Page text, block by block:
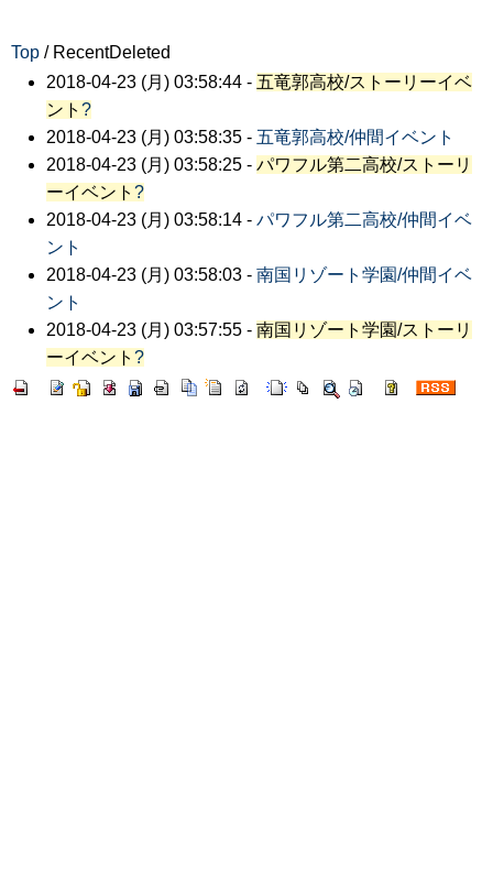
Top / RecentDeleted
2018-04-23 (月) 03:58:44 - 五竜郭高校/ストーリーイベ
ント ?
2018-04-23 (月) 03:58:35 - 五竜郭高校/仲間イベント
2018-04-23 (月) 03:58:25 - パワフル第二高校/ストーリ
ーイベント ?
2018-04-23 (月) 03:58:14 - パワフル第二高校/仲間イベ
ント
2018-04-23 (月) 03:58:03 - 南国リゾート学園/仲間イベ
ント
2018-04-23 (月) 03:57:55 - 南国リゾート学園/ストーリ
ーイベント ?